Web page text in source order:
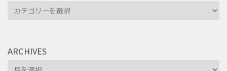
Categories
ARCHIVES
Archives